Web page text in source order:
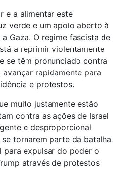
e a alimentar este
verde e um apoio aberto à
Gaza. O regime fascista de
a reprimir violentamente
se têm pronunciado contra
rapidamente para
e protestos.
muito justamente estão
contra as ações de Israel
e desproporcional
tornarem parte da batalha
para expulsar do poder o
através de protestos